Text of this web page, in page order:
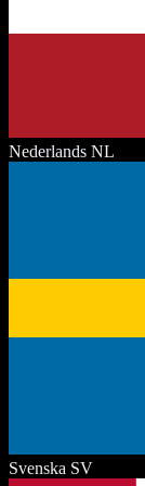
Nederlands NL
Svenska SV